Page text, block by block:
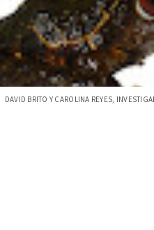
DAVID BRITO Y CAROLINA REYES,